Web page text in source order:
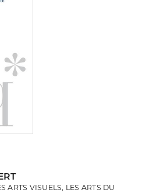
ARTS VISUELS, LES ARTS DU